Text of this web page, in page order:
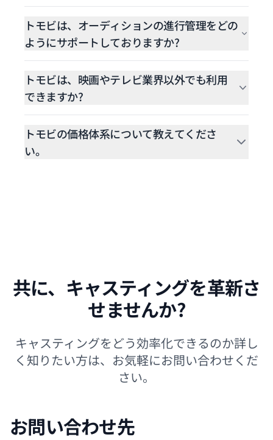
年齢・性別・スキル・スケジュールなどの条件に基
づいてプロフィールを解析し、役柄ごとの「マッチ
ング率」を算出することで、最適な候補者を効率的
に絞り込むことができます。
トモビは、オーディションの進行管理をどの
ようにサポートしておりますか?
オーディション用のカレンダー機能で、日程調整か
らステータス管理までスムーズに行えます。「第一
キープ」「第二キープ」などの表示によって、候補
者の進行状況が一目でわかります。
トモビは、映画やテレビ業界以外でも利用
できますか?
現在、トモビは映画やテレビ業界向けに最適化され
ていますが、将来的はその他エンタテインメント業
界にも全体的に対応できるよう機能拡張予定してお
ります。
トモビの価格体系について教えてくださ
い。
ント40枠）、L ¥79,000（役柄15件・タレント100
枠）。役柄やタレントの枠は後から追加することも
共に、キャスティングを革新さ
せませんか?
キャスティングをどう効率化できるのか詳し
く知りたい方は、お気軽にお問い合わせくだ
さい。
お問い合わせ先